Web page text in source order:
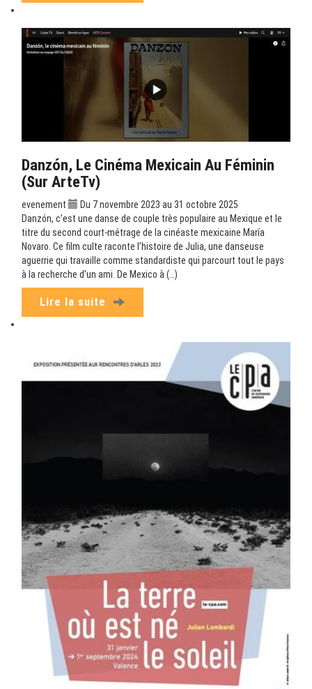
Danzón, Le Cinéma Mexicain Au Féminin
(sur ArteTv)
evenement
Du 7 novembre 2023 au 31 octobre 2025
Danzón, c’est une danse de couple très populaire au Mexique et le
titre du second court-métrage de la cinéaste mexicaine María
Novaro. Ce film culte raconte l’histoire de Julia, une danseuse
aguerrie qui travaille comme standardiste qui parcourt tout le pays
à la recherche d’un ami. De Mexico à (…)
Lire la suite